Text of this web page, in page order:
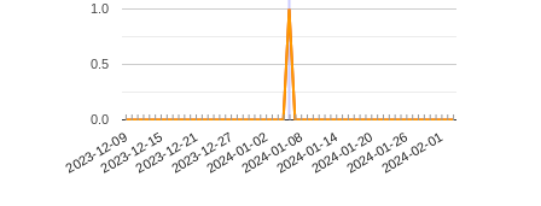
2023-12-092023-12-152023-12-212023-12-272024-01-022024-01-082024-01-142024-01-202024-01-262024-02-01
0.0
0.5
1.0